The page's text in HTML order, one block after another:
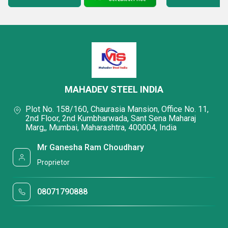
गुणवत्ता के उद्देश्य
हमने अपनी सेवा की सामान्य गुणवत्ता के लिए विशेष रूप से महत्वपूर्ण
स्वतंत्रता और निष्पक्षता
ग्राहकों के लिए व्यावहारिक लाभ
MAHADEV STEEL INDIA
Plot No. 158/160, Chaurasia Mansion, Office No. 11,
2nd Floor, 2nd Kumbharwada, Sant Sena Maharaj
Marg,, Mumbai, Maharashtra, 400004, India
Mr Ganesha Ram Choudhary
Proprietor
08071790888